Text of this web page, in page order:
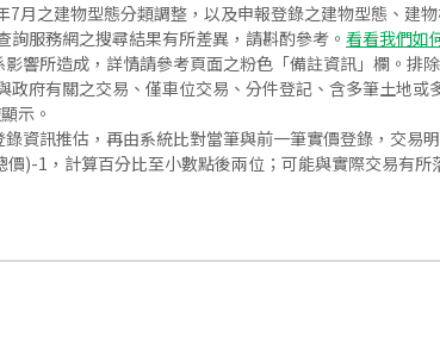
月之建物型態分類調整，以及申報登錄之建物型態、建
服務網之搜尋結果有所差異，請斟酌參考。 看看我們如
響所造成，詳情請參考頁面之粉色「備註資訊」欄。排
府有關之交易、僅車位交易、分件登記、含多筆土地
示。
資訊推估，再由系統比對當筆與前一筆實價登錄，交易
)-1，計算百分比至小數點後兩位；可能與實際交易有所